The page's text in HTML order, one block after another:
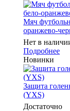
Мяч
оранжево-
Нет в
Подробнее
Новинки
Защита
(YXS)
Достаточно